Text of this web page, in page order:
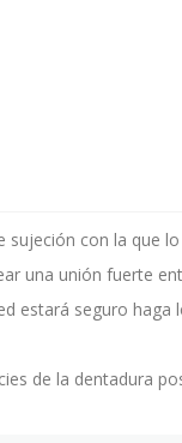
sujeción con la que
una unión fuerte
estará seguro haga
de la dentadura